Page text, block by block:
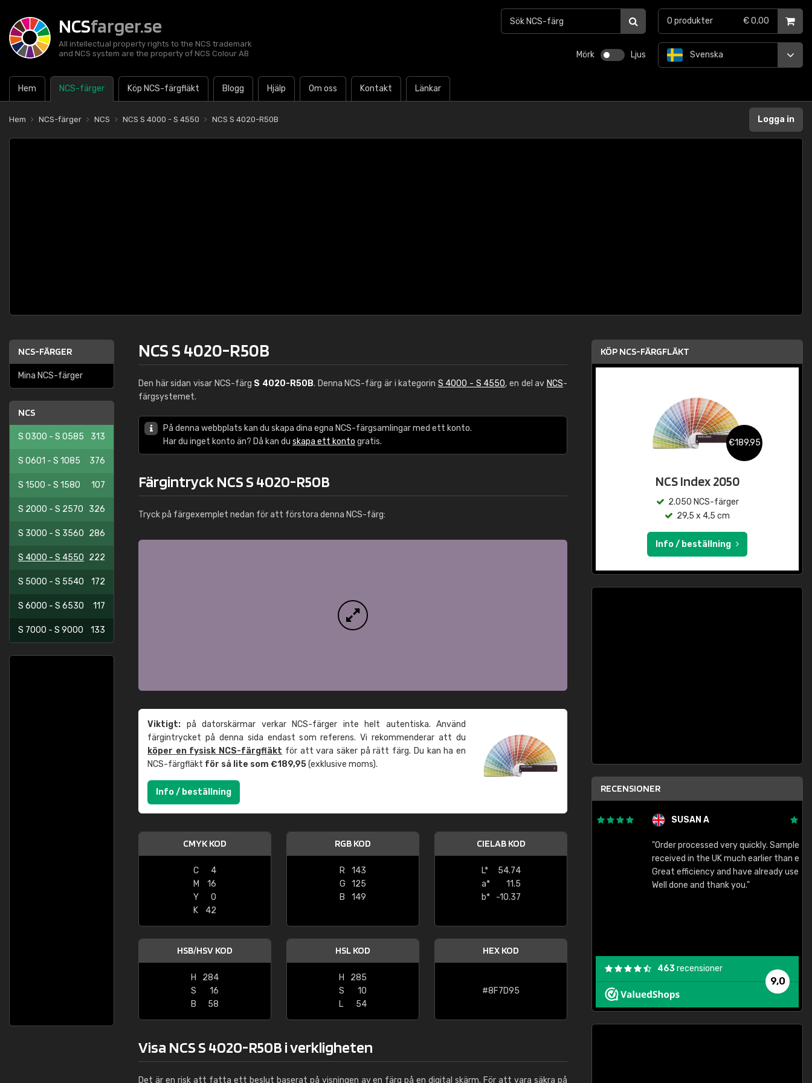
NCSfarger.se
All intellectual property rights to the NCS trademark
and NCS system are the property of NCS Colour AB
Mörk Ljus
Hem NCS-färger Köp NCS-färgfläkt Blogg Hjälp Om oss Kontakt Länkar
Svenska
0 produkter € 0,00
Hem NCS-färger NCS NCS S 4000 - S 4550 NCS S 4020-R50B Logga in
NCS-FÄRGER
Mina NCS-färger
NCS
S 0300 - S 0585 313
S 0601 - S 1085 376
S 1500 - S 1580 107
S 2000 - S 2570 326
S 3000 - S 3560 286
S 4000 - S 4550 222
S 5000 - S 5540 172
S 6000 - S 6530 117
S 7000 - S 9000 133
NCS S 4020-R50B
Den här sidan visar NCS-färg S 4020-R50B. Denna NCS-färg är i kategorin S 4000 - S 4550, en del av NCS-
färgsystemet.
På denna webbplats kan du skapa dina egna NCS-färgsamlingar med ett konto.
Har du inget konto än? Då kan du skapa ett konto gratis.
Färgintryck NCS S 4020-R50B
Tryck på färgexemplet nedan för att förstora denna NCS-färg:
Viktigt: på datorskärmar verkar NCS-färger inte helt autentiska. Använd
färgintrycket på denna sida endast som referens. Vi rekommenderar att du
köper en fysisk NCS-färgfläkt för att vara säker på rätt färg. Du kan ha en
NCS-färgfläkt för så lite som €189,95(exklusive moms).
Info / beställning
CMYK KOD
C
4
M
16
Y
0
K
42
RGB KOD
R
143
G
125
B
149
CIELAB KOD
L*
54.74
a*
11.5
b*
-10.37
HSB/HSV KOD
H
284
S
16
B
58
HSL KOD
H
285
S
10
L
54
HEX KOD
#8F7D95
Visa NCS S 4020-R50B i verkligheten
Det är en risk att fatta ett beslut baserat på visningen av en färg på en digital skärm. För att vara säkra på
KÖP NCS-FÄRGFLÄKT
€189,95
NCS Index 2050
2.050 NCS-färger
29,5 x 4,5 cm
Info / beställning
RECENSIONER
Windows
"Great product and speedy delivery"
SUSAN A
"Order processed very quickly. Samples
received in the UK much earlier than expected.
Great efficiency and have already used again.
Well done and thank you."
9,0
463recensioner